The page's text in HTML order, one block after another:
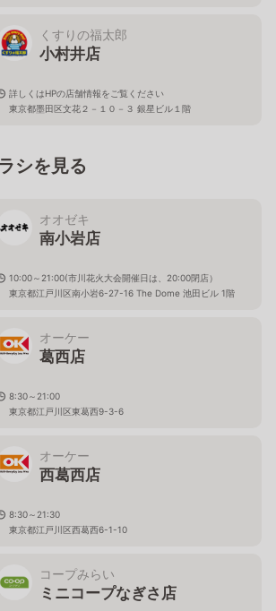
くすりの福太郎
小村井店
詳しくはHPの店舗情報をご覧ください
東京都墨田区文花２－１０－３ 銀星ビル１階
シを見る
オオゼキ
南小岩店
10:00～21:00(市川花火大会開催日は、20:00閉店）
東京都江戸川区南小岩6-27-16 The Dome 池田ビル 1階
オーケー
葛西店
8:30～21:00
東京都江戸川区東葛西9-3-6
オーケー
西葛西店
8:30～21:30
東京都江戸川区西葛西6-1-10
コープみらい
ミニコープなぎさ店